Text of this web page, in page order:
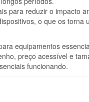
para reduzir o impacto
o que os torna
equipamentos
preço acessível e
funcionando.